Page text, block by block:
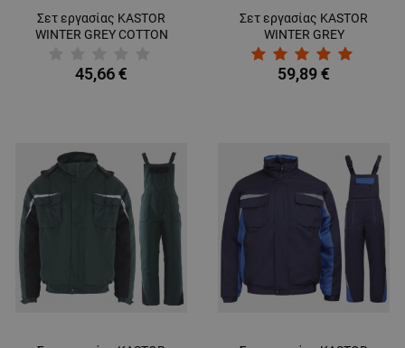
Σετ εργασίας KASTOR
WINTER GREY COTTON
45,66 €
Σετ εργασίας KASTOR
WINTER GREY
59,89 €